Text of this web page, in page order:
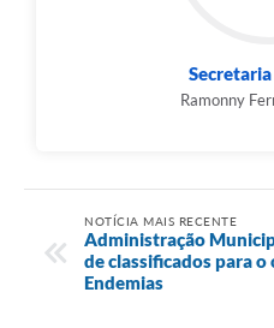
Ramonny
NOTÍCIA MAIS RECENTE
Administração
de classificados para o
Endemias